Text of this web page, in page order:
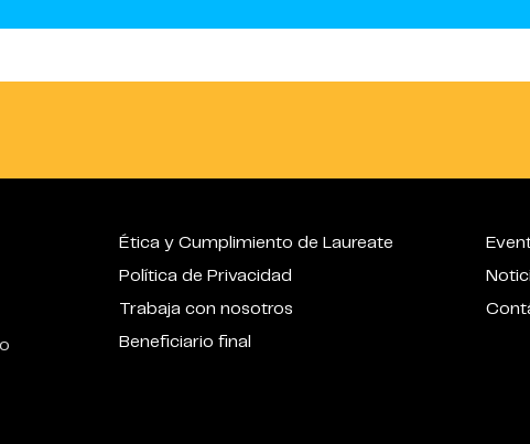
Ética y Cumplimiento de Laureate
Política de Privacidad
Trabaja con nosotros
Beneficiario final